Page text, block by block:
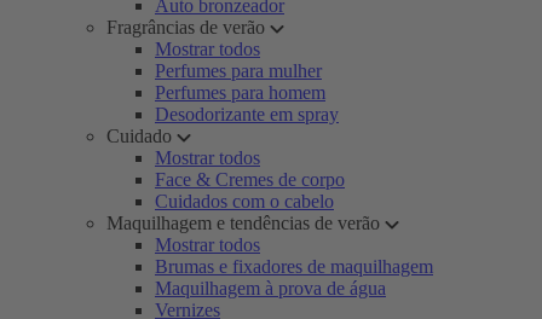
Auto bronzeador
Fragrâncias de verão
Mostrar todos
Perfumes para mulher
Perfumes para homem
Desodorizante em spray
Cuidado
Mostrar todos
Face & Cremes de corpo
Cuidados com o cabelo
Maquilhagem e tendências de verão
Mostrar todos
Brumas e fixadores de maquilhagem
Maquilhagem à prova de água
Vernizes